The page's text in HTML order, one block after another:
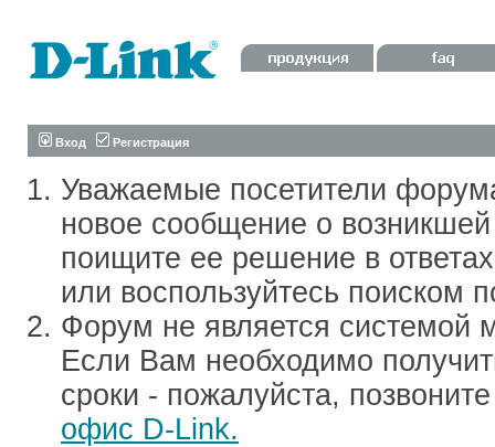
Вход Регистрация
Уважаемые посетители
новое сообщение о
поищите ее решение в
или воспользуйтесь поиском
Форум не является системой
Если Вам необходимо
сроки - пожалуйста,
офис D-Link.